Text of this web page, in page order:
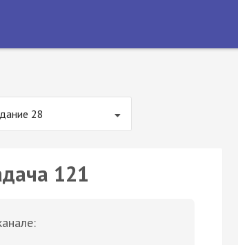
28
121